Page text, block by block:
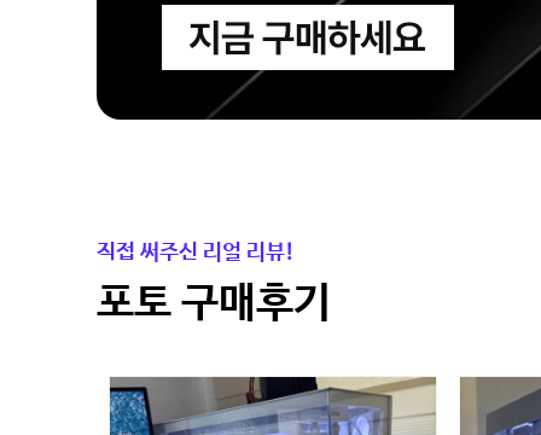
직접 써주신 리얼 리뷰!
포토 구매후기